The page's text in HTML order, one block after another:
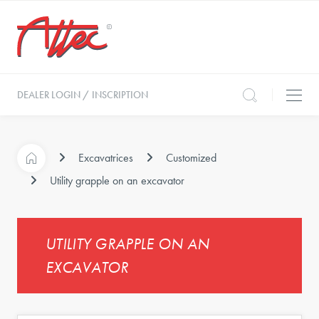
DEALER LOGIN / INSCRIPTION
Excavatrices
Customized
Utility grapple on an excavator
UTILITY GRAPPLE ON AN
EXCAVATOR